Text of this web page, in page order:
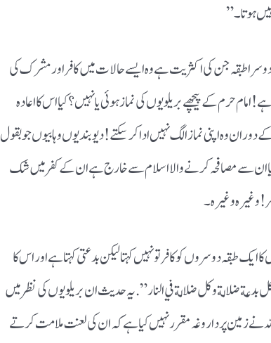
ہوتا ۔ ”
طبقہ جن کی اکثریت ہے وہ ایسے حالات میں کافر اور مشرک کی
امام حرم کے پیچھے بریلویوں کی نماز ہوئی یا نہیں ؟ کیا اس کا اعادہ
دوران وہ اپنی نماز الگ نہیں ادا کر سکتے ! دیوبندیوں وہابیوں جو بقول
ان سے مصافحہ کرنے والا اسلام سے خارج ہے ان کے کفر میں شک
! وغیرہ وغیرہ۔
ایک طبقہ دوسروں کو کافر تو نہیں کہتا لیکن بدعتی کہتا ہے اور اس کا
بدعة ضلالة و كل ضلالة في النار”. یہ حدیث ان بریلویوں کی نظر میں
نے زمین پر داروغہ مقرر نہیں کیا ہے کہ ان کی لعنت ملامت کرتے